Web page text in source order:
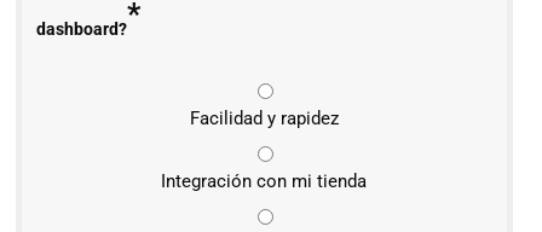
dashboard?*
Facilidad y rapidez
Integración con mi tienda